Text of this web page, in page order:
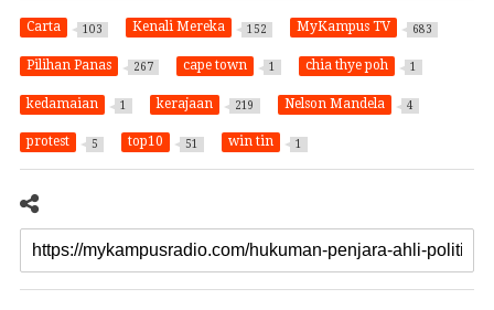
Carta 103 Kenali Mereka 152 MyKampus TV 683
Pilihan Panas 267 cape town 1 chia thye poh 1
kedamaian 1 kerajaan 219 Nelson Mandela 4
protest 5 top10 51 win tin 1